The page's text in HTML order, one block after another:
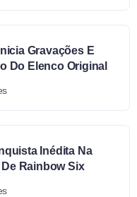
Gravações E
Do Elenco Original
Inédita Na
Rainbow Six